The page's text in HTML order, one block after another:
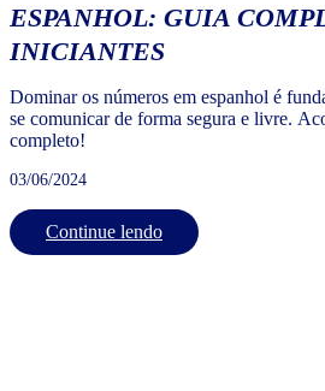
ESPANHOL: GUIA
INICIANTES
Dominar os números em espanhol é
se comunicar de forma segura e livre.
completo!
03/06/2024
Continue lendo